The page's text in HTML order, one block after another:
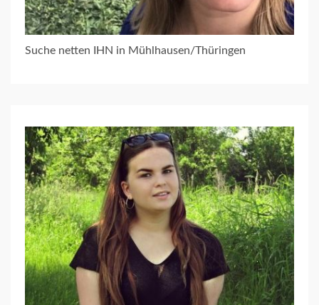
Suche netten IHN in Mühlhausen/Thüringen